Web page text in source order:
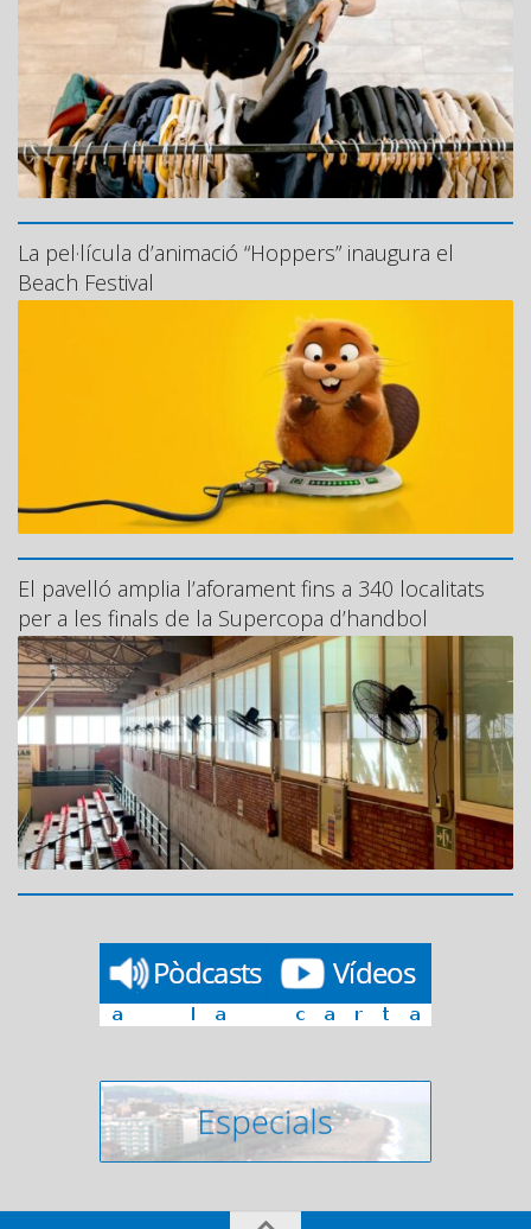
La pel·lícula d’animació “Hoppers” inaugura el
Beach Festival
El pavelló amplia l’aforament fins a 340 localitats
per a les finals de la Supercopa d’handbol